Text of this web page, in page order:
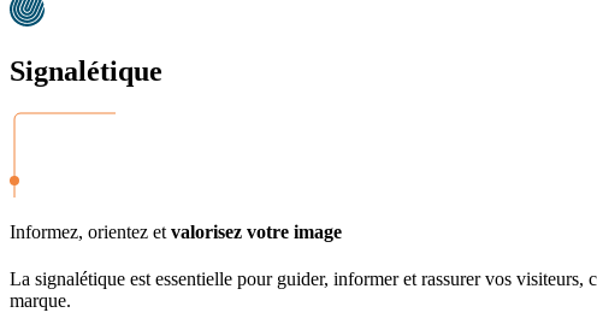
Signalétique
Informez, orientez et valorisez votre image
La signalétique est essentielle pour guider, informer et rassurer vos
marque.